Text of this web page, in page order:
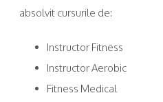
absolvit cursurile de:
Instructor Fitness
Instructor Aerobic
Fitness Medical